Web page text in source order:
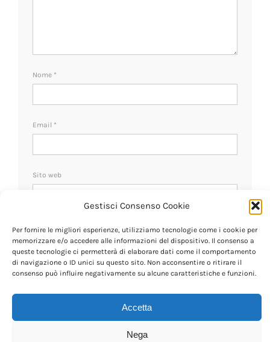
Gestisci Consenso Cookie
Per fornire le migliori esperienze, utilizziamo tecnologie come i cookie per
memorizzare e/o accedere alle informazioni del dispositivo. Il consenso a
queste tecnologie ci permetterà di elaborare dati come il comportamento
di navigazione o ID unici su questo sito. Non acconsentire o ritirare il
consenso può influire negativamente su alcune caratteristiche e funzioni.
Accetta
Nega
Nome *
Email *
Sito web
Ricevi un avviso se ci sono nuovi commenti.